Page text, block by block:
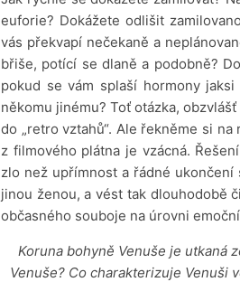
euforie? Dokážete odlišit
vás překvapí nečekaně a
břiše, potící se dlaně a podobně?
pokud se vám splaší hormony
někomu jinému? Toť otázka,
do „retro vztahů“. Ale řekněme si
z filmového plátna je vzácná.
zlo než upřímnost a řádné
jinou ženou, a vést tak dlouhodobě
občasného souboje na úrovni
Koruna bohyně Venuše je utkaná
Venuše? Co charakterizuje Venuši